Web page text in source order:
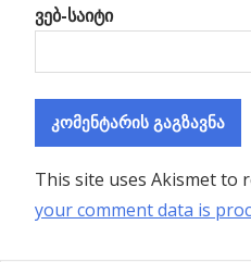
ვებ-საიტი
This site uses Akismet to
your comment data is